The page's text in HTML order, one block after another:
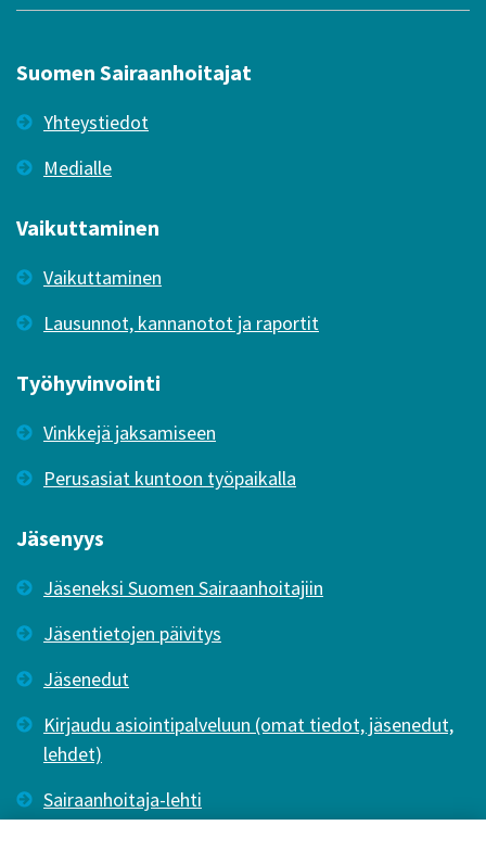
Suomen Sairaanhoitajat
Yhteystiedot
Medialle
Vaikuttaminen
Vaikuttaminen
Lausunnot, kannanotot ja raportit
Työhyvinvointi
Vinkkejä jaksamiseen
Perusasiat kuntoon työpaikalla
Jäsenyys
Jäseneksi Suomen Sairaanhoitajiin
Jäsentietojen päivitys
Jäsenedut
Kirjaudu asiointipalveluun (omat tiedot, jäsenedut,
lehdet)
Sairaanhoitaja-lehti